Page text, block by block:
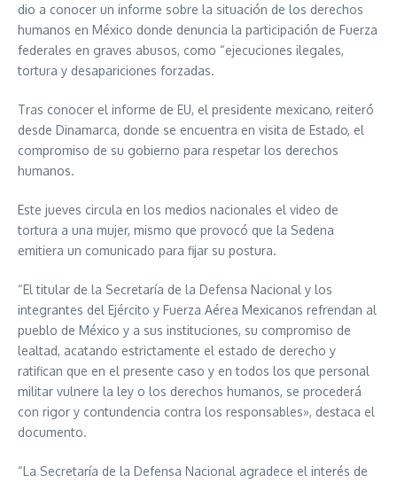
dio a conocer un informe sobre la situación de los derechos
humanos en México donde denuncia la participación de Fuerza
federales en graves abusos, como “ejecuciones ilegales,
tortura y desapariciones forzadas.
Tras conocer el informe de EU, el presidente mexicano, reiteró
desde Dinamarca, donde se encuentra en visita de Estado, el
compromiso de su gobierno para respetar los derechos
humanos.
Este jueves circula en los medios nacionales el video de
tortura a una mujer, mismo que provocó que la Sedena
emitiera un comunicado para fijar su postura.
“El titular de la Secretaría de la Defensa Nacional y los
integrantes del Ejército y Fuerza Aérea Mexicanos refrendan al
pueblo de México y a sus instituciones, su compromiso de
lealtad, acatando estrictamente el estado de derecho y
ratifican que en el presente caso y en todos los que personal
militar vulnere la ley o los derechos humanos, se procederá
con rigor y contundencia contra los responsables», destaca el
documento.
“La Secretaría de la Defensa Nacional agradece el interés de